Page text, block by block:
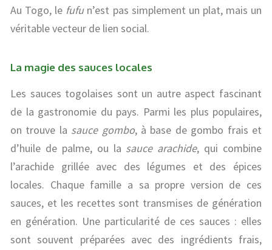
Au Togo, le fufun’est pas simplement un plat, mais un
véritable vecteur de lien social.
La magie des sauces locales
Les sauces togolaises sont un autre aspect fascinant
de la gastronomie du pays. Parmi les plus populaires,
on trouve la sauce gombo, à base de gombo frais et
d’huile de palme, ou la sauce arachide, qui combine
l’arachide grillée avec des légumes et des épices
locales. Chaque famille a sa propre version de ces
sauces, et les recettes sont transmises de génération
en génération. Une particularité de ces sauces : elles
sont souvent préparées avec des ingrédients frais,